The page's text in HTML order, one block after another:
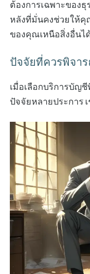
ต้องการเฉพาะของ
หลังที่มั่นคงช่วยให้คุ
ของคุณเหนือสิ่งอื่นไ
ปัจจัยที่ควรพิจา
เมื่อเลือกบริการบัญ
ปัจจัยหลายประการ